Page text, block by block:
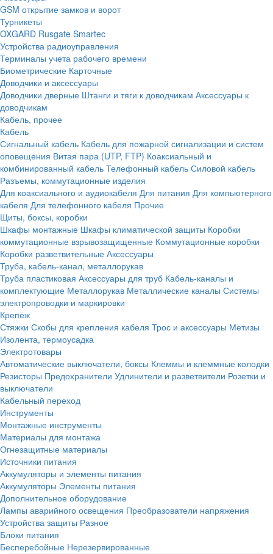
GSM открытие замков и ворот
Турникеты
OXGARD Rusgate Smartec
Устройства радиоуправления
Терминалы учета рабочего времени
Биометрические Карточные
Доводчики и аксессуары
Доводчики дверные Штанги и тяги к доводчикам Аксессуары к
доводчикам
Кабель, прочее
Кабель
Сигнальный кабель Кабель для пожарной сигнализации и систем
оповещения Витая пара (UTP, FTP) Коаксиальный и
комбинированный кабель Телефонный кабель Силовой кабель
Разъемы, коммутационные изделия
Для коаксиального и аудиокабеля Для питания Для компьютерного
кабеля Для телефонного кабеля Прочие
Щиты, боксы, коробки
Шкафы монтажные Шкафы климатической защиты Коробки
коммутационные взрывозащищенные Коммутационные коробки
Коробки разветвительные Аксессуары
Труба, кабель-канал, металлорукав
Труба пластиковая Аксессуары для труб Кабель-каналы и
комплектующие Металлорукав Металлические каналы Системы
электропроводки и маркировки
Крепёж
Стяжки Скобы для крепления кабеля Трос и аксессуары Метизы
Изолента, термоусадка
Электротовары
Автоматические выключатели, боксы Клеммы и клеммные колодки
Резисторы Предохранители Удлинители и разветвители Розетки и
выключатели
Кабельный переход
Инструменты
Монтажные инструменты
Материалы для монтажа
Огнезащитные материалы
Источники питания
Аккумуляторы и элементы питания
Аккумуляторы Элементы питания
Дополнительное оборудование
Лампы аварийного освещения Преобразователи напряжения
Устройства защиты Разное
Блоки питания
Бесперебойные Нерезервированные